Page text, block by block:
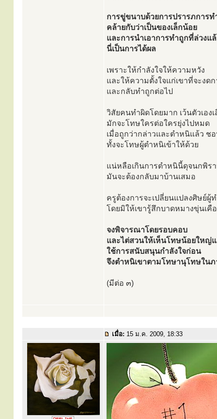
การขู่ขนาบด้วยการปรารภการท
คล้ายกับว่าเป็นของเล็กน้อย
และการนำเอาการทำถูกที่ล่วงแ
นี่เป็นการได้ผล
เพราะให้กำลังใจให้ความหวัง
และให้ความตั้งใจแก่เขาที่จะงดก
และกลับทำถูกต่อไป
วิสัยคนทำผิดโดยมาก เว้นตัวเองเ
มักจะโทษใครต่อใครยุ่งไปหมด
เมื่อถูกว่ากล่าวและตำหนิแล้ว ชอ
ทั้งจะโทษผู้ตำหนิเข้าให้ด้วย
แน่หลือเกินการตำหนินี้ดุจนกพิร
มันจะต้องกลับมาบ้านเสมอ
ครูต้องการจะเปลี่ยนแปลงศิษย์ผู้
โดยมิให้เขารู้สึกบาดหมางขุ่นเคื
จงพิจารณาโดยรอบคอบ
และไต่สวนให้เห็นโทษน้อยใหญ่
ใช้การสนับสนุนกำลังใจก่อน
จึงตำหนิเขาตามโทษานุโทษในภ
(มีต่อ ๓)
เมื่อ: 15 ม.ค. 2009, 18:33